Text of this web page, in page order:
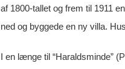
af 1800-tallet og frem til 1911
ned og byggede en ny villa.
I en længe til “Haraldsminde”